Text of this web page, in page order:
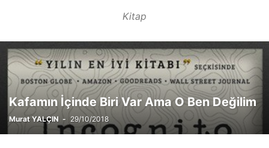
Kitap
Kafamın İçinde Biri Var Ama O Ben Değilim
Murat YALÇIN - 29/10/2018